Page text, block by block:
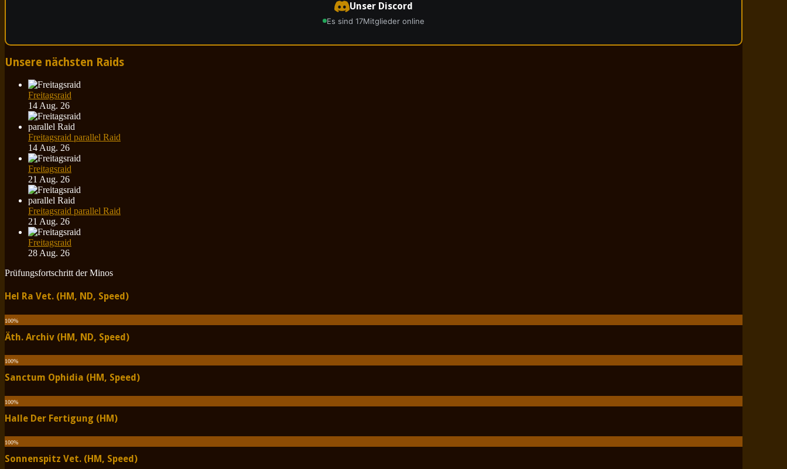
Unser Discord
Es sind 17Mitglieder online
Unsere nächsten Raids
Freitagsraid
14 Aug. 26
Freitagsraid parallel Raid
14 Aug. 26
Freitagsraid
21 Aug. 26
Freitagsraid parallel Raid
21 Aug. 26
Freitagsraid
28 Aug. 26
Prüfungsfortschritt der Minos
Hel Ra Vet. (HM, ND, Speed)
100%
Äth. Archiv (HM, ND, Speed)
100%
Sanctum Ophidia (HM, Speed)
100%
Halle Der Fertigung (HM)
100%
Sonnenspitz Vet. (HM, Speed)